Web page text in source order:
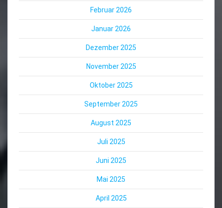
Februar 2026
Januar 2026
Dezember 2025
November 2025
Oktober 2025
September 2025
August 2025
Juli 2025
Juni 2025
Mai 2025
April 2025